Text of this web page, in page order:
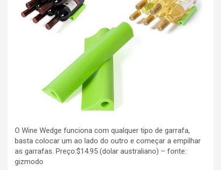
O Wine Wedge funciona com qualquer tipo de garrafa,
basta colocar um ao lado do outro e começar a empilhar
as garrafas. Preço:$14.95 (dolar australiano) – fonte:
gizmodo